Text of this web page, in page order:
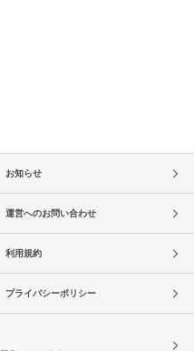
お知らせ
運営へのお問い合わせ
利用規約
プライバシーポリシー